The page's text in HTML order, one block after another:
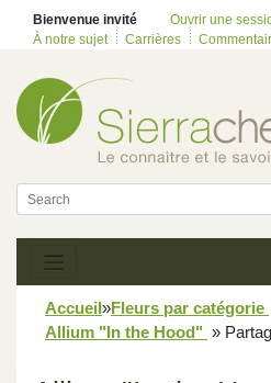
Bienvenue invité Ouvrir une
À notre sujet
Carrières
Accueil»Fleurs par catégorie
Allium "In the Hood" »